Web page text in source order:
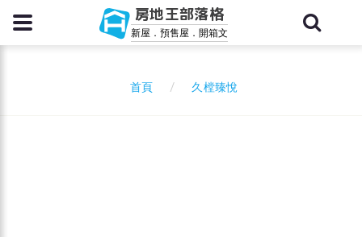
房地王部落格
新屋．預售屋．開箱文
首頁 久樘臻悅